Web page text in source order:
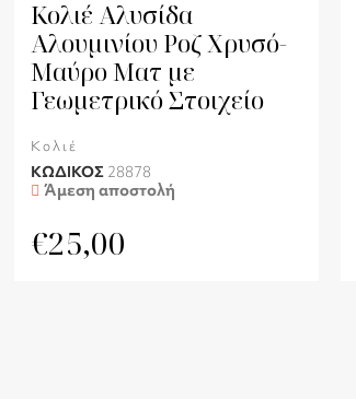
Κολιέ Αλυσίδα
Αλουμινίου Ροζ Χρυσό-
Μαύρο Ματ με
Γεωμετρικό Στοιχείο
Κολιέ
ΚΩΔΙΚΟΣ 28878
Άμεση αποστολή
€25,00